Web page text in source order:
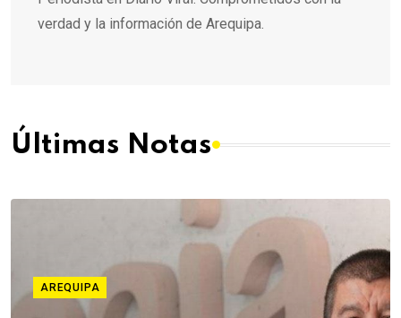
verdad y la información de Arequipa.
Últimas Notas
AREQUIPA